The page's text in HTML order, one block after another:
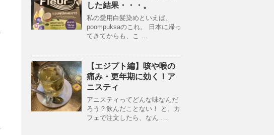
した結果・・・。
私の愛用白髪染めといえば、
poompuksaのこれ。 日本に帰っ
てきてからも、こ …
【エジプト編】咳や喉の
痛み・更年期に効く！ア
ニスティ
アニスティってどんな味なんだ
ろう？飲んだことない！ と、カ
フェで注文したら、なん …